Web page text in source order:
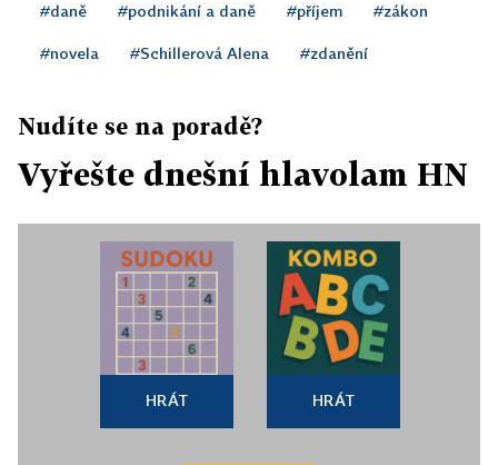
#daně #podnikání a daně #příjem #zákon
#novela #Schillerová Alena #zdanění
Nudíte se na poradě?
Vyřešte dnešní hlavolam HN
HRÁT HRÁT